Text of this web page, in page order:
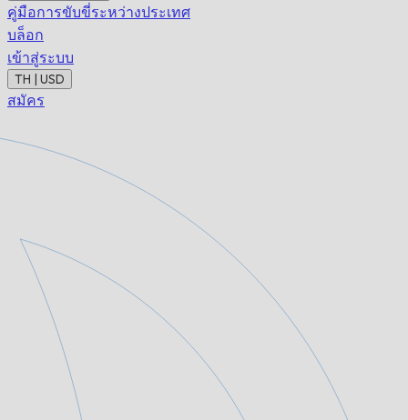
คู่มือการขับขี่ระหว่างประเทศ
บล็อก
เข้าสู่ระบบ
TH | USD
สมัคร